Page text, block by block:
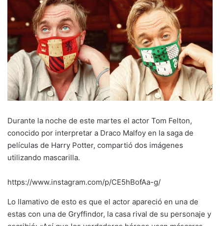
Durante la noche de este martes el actor Tom Felton,
conocido por interpretar a Draco Malfoy en la saga de
películas de Harry Potter, compartió dos imágenes
utilizando mascarilla.
https://www.instagram.com/p/CE5hBofAa-g/
Lo llamativo de esto es que el actor apareció en una de
estas con una de Gryffindor, la casa rival de su personaje y